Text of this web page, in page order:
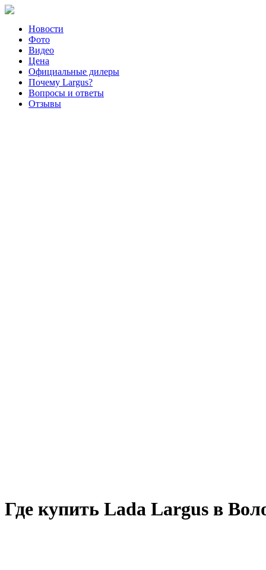
Новости
Фото
Видео
Цена
Официальные дилеры
Почему Largus?
Вопросы и ответы
Отзывы
Где купить Lada Largus в